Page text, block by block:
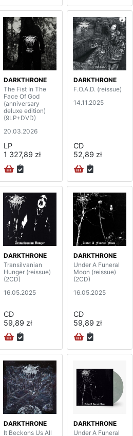
DARKTHRONE
The Fist In The
Face Of God
(anniversary
deluxe edition)
(9LP+DVD)
20.03.2026
LP
1 327,89 zł
DARKTHRONE
F.O.A.D. (reissue)
14.11.2025
CD
52,89 zł
DARKTHRONE
Transilvanian
Hunger (reissue)
(2CD)
16.05.2025
CD
59,89 zł
DARKTHRONE
Under A Funeral
Moon (reissue)
(2CD)
16.05.2025
CD
59,89 zł
DARKTHRONE
It Beckons Us All
DARKTHRONE
Under A Funeral